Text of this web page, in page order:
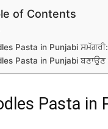
of Contents
Pasta in Punjabi
Pasta in Punjabi ਬਣਾਉਣ
Pasta in